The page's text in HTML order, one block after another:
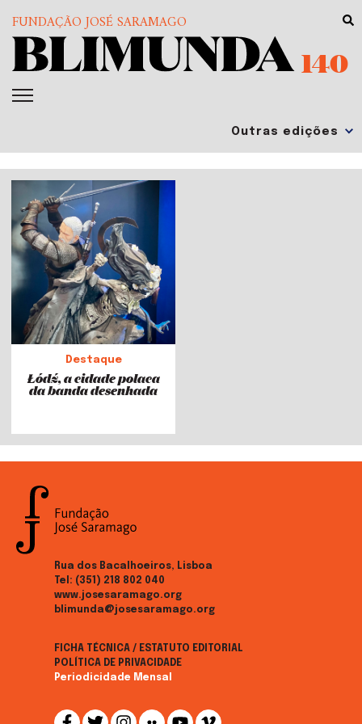
FUNDAÇÃO JOSÉ SARAMAGO
140
Destaque
Łódź, a cidade polaca
da banda desenhada
Rua dos Bacalhoeiros, Lisboa
Tel: (351) 218 802 040
www.josesaramago.org
blimunda@josesaramago.org
FICHA TÉCNICA / ESTATUTO EDITORIAL
POLÍTICA DE PRIVACIDADE
Periodicidade Mensal